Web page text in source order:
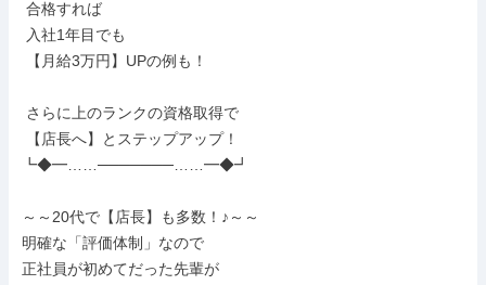
┗◆━……───────……━◆┛
～～20代で【店長】も多数！♪～～
明確な「評価体制」なので
正社員が初めてだった先輩が